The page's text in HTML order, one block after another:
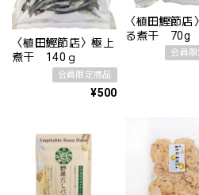
〈植田鰹節店〉極上
煮干 140ｇ
会員限定商品
¥500
〈植田鰹節店
る煮干 70g
会員